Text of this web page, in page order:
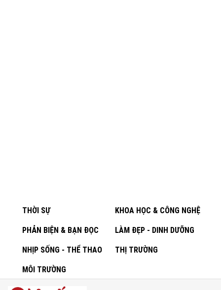
THỜI SỰ KHOA HỌC & CÔNG NGHỆ
PHẢN BIỆN & BẠN ĐỌC LÀM ĐẸP - DINH DƯỠNG
NHỊP SỐNG - THỂ THAO THỊ TRƯỜNG
MÔI TRƯỜNG